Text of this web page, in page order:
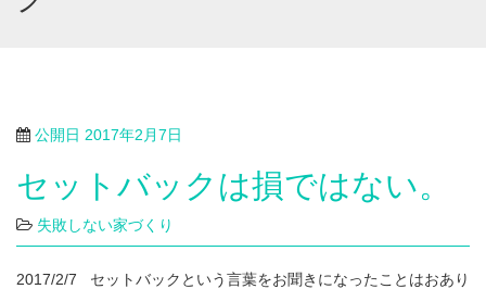
公開日 2017年2月7日
セットバックは損ではない。
失敗しない家づくり
2017/2/7 セットバックという言葉をお聞きになったことはおあり